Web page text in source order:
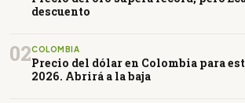
descuento
02COLOMBIA
Precio del dólar en Colombia para
2026. Abrirá a la baja